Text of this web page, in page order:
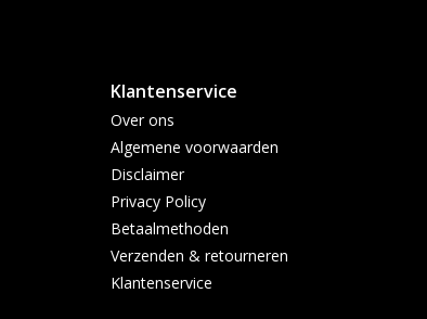
Klantenservice
Over ons
Algemene voorwaarden
Disclaimer
Privacy Policy
Betaalmethoden
Verzenden & retourneren
Klantenservice